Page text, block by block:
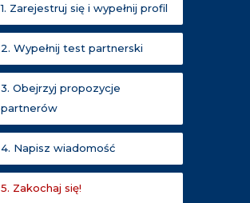
1. Zarejestruj się i wypełnij profil
2. Wypełnij test partnerski
3. Obejrzyj propozycje
partnerów
4. Napisz wiadomość
5. Zakochaj się!